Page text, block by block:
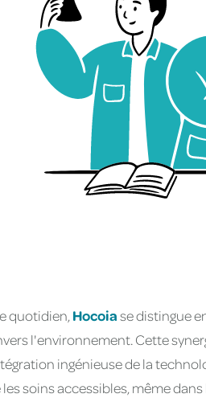
quotidien,Hocoiase distingue
l'environnement. Cette
ingénieuse de la
soins accessibles, même